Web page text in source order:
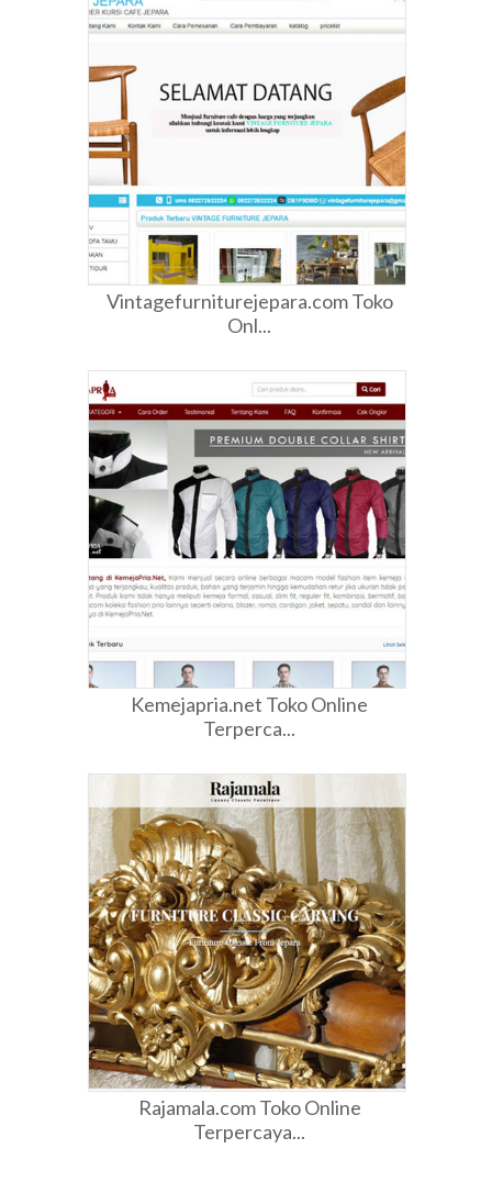
Vintagefurniturejepara.com Toko
Onl...
Kemejapria.net Toko Online
Terperca...
Rajamala.com Toko Online
Terpercaya...